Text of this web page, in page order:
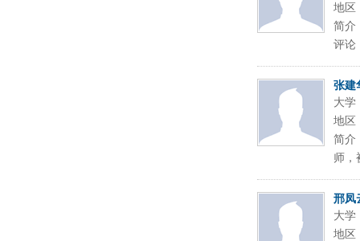
地区
简介
评论
张建
大学
地区
简介
师，
邢凤
大学
地区